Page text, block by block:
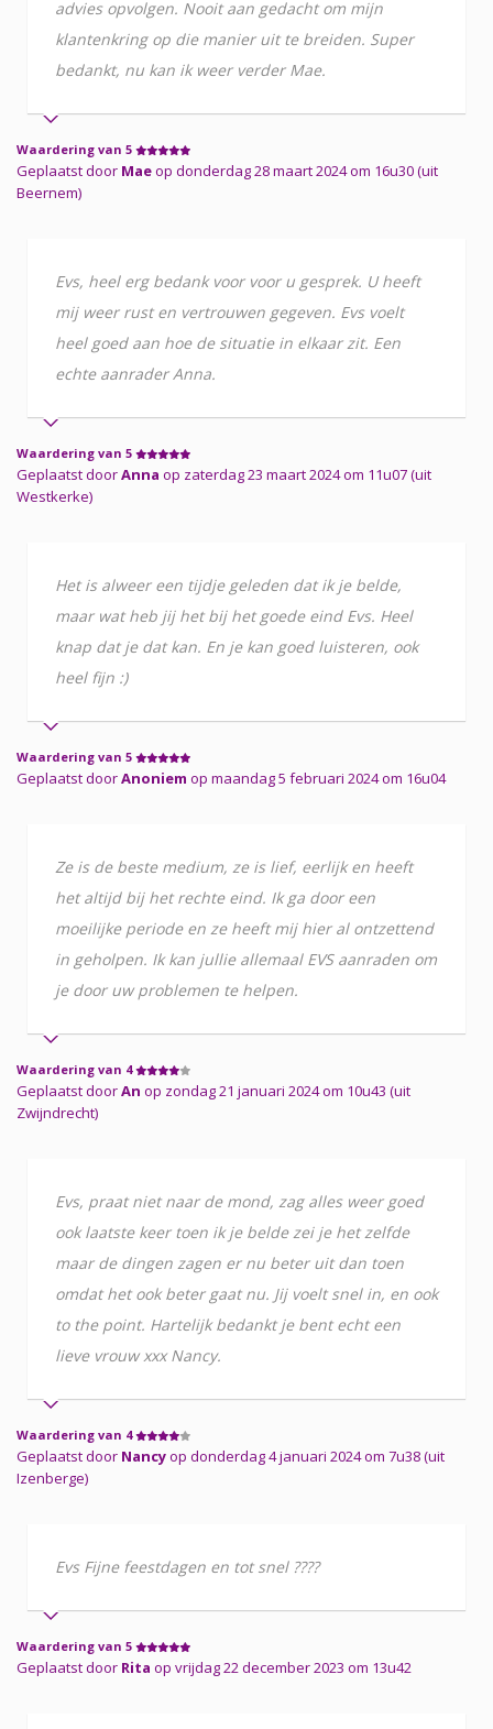
advies opvolgen. Nooit aan gedacht om mijn
klantenkring op die manier uit te breiden. Super
bedankt, nu kan ik weer verder Mae.
Waardering van 5
Geplaatst door Maeop donderdag 28 maart 2024 om 16u30 (uit
Beernem)
Evs, heel erg bedank voor voor u gesprek. U heeft
mij weer rust en vertrouwen gegeven. Evs voelt
heel goed aan hoe de situatie in elkaar zit. Een
echte aanrader Anna.
Waardering van 5
Geplaatst doorAnna op zaterdag 23 maart 2024 om 11u07 (uit
Westkerke)
Het is alweer een tijdje geleden dat ik je belde,
maar wat heb jij het bij het goede eind Evs. Heel
knap dat je dat kan. En je kan goed luisteren, ook
heel fijn :)
Waardering van 5
Geplaatst doorAnoniem op maandag 5 februari 2024 om 16u04
Ze is de beste medium, ze is lief, eerlijk en heeft
het altijd bij het rechte eind. Ik ga door een
moeilijke periode en ze heeft mij hier al ontzettend
in geholpen. Ik kan jullie allemaal EVS aanraden om
je door uw problemen te helpen.
Waardering van 4
Geplaatst doorAn op zondag 21 januari 2024 om 10u43 (uit
Zwijndrecht)
Evs, praat niet naar de mond, zag alles weer goed
ook laatste keer toen ik je belde zei je het zelfde
maar de dingen zagen er nu beter uit dan toen
omdat het ook beter gaat nu. Jij voelt snel in, en ook
to the point. Hartelijk bedankt je bent echt een
lieve vrouw xxx Nancy.
Waardering van 4
Geplaatst door Nancyop donderdag 4 januari 2024 om 7u38 (uit
Izenberge)
Evs Fijne feestdagen en tot snel ????
Waardering van 5
Geplaatst door Rita op vrijdag 22 december 2023 om 13u42